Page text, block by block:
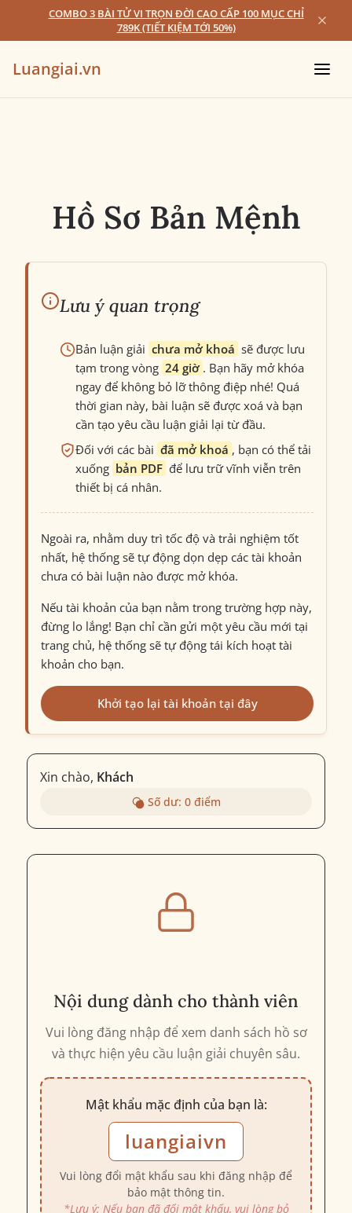
COMBO 3 BÀI TỬ VI TRỌN ĐỜI CAO CẤP 100 MỤC CHỈ
789K (TIẾT KIỆM TỚI 50%)
Luangiai.vn
Hồ Sơ Bản Mệnh
Lưu ý quan trọng
Bản luận giải chưa mở khoá sẽ được lưu
tạm trong vòng 24 giờ . Bạn hãy mở khóa
ngay để không bỏ lỡ thông điệp nhé! Quá
thời gian này, bài luận sẽ được xoá và bạn
cần tạo yêu cầu luận giải lại từ đầu.
Đối với các bài đã mở khoá , bạn có thể tải
xuống bản PDF để lưu trữ vĩnh viễn trên
thiết bị cá nhân.
Ngoài ra, nhằm duy trì tốc độ và trải nghiệm tốt
nhất, hệ thống sẽ tự động dọn dẹp các tài khoản
chưa có bài luận nào được mở khóa.
Nếu tài khoản của bạn nằm trong trường hợp này,
đừng lo lắng! Bạn chỉ cần gửi một yêu cầu mới tại
trang chủ, hệ thống sẽ tự động tái kích hoạt tài
khoản cho bạn.
Khởi tạo lại tài khoản tại đây
Xin chào, Khách
Số dư: 0điểm
Nội dung dành cho thành viên
Vui lòng đăng nhập để xem danh sách hồ sơ
và thực hiện yêu cầu luận giải chuyên sâu.
Mật khẩu mặc định của bạn là:
luangiaivn
Vui lòng đổi mật khẩu sau khi đăng nhập để
bảo mật thông tin.
*Lưu ý: Nếu bạn đã đổi mật khẩu, vui lòng bỏ